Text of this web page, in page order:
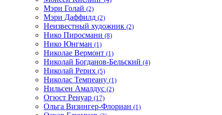
Мэри Голай (2)
Мэри Даффилд (2)
Неизвестный художник (2)
Нико Пиросмани (8)
Нико Юнгман (1)
Николае Вермонт (1)
Николай Богданов-Бельский (4)
Николай Рерих (5)
Николас Темпеану (1)
Нильсен Амалдус (2)
Огюст Ренуар (17)
Ольга Визингер-Флориан (1)